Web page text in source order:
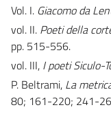
Vol. I. Giacomo da
vol. II. Poeti della
pp. 515-556.
vol. III, I poeti Siculo-
P. Beltrami, La
80; 161-220; 241-